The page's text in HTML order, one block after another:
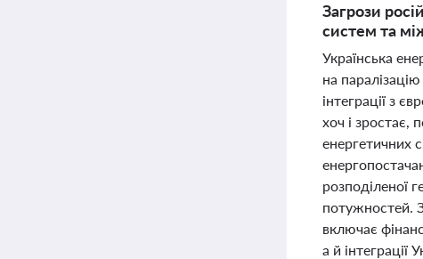
Загрози
систем та
Українська
на
інтеграції з
хоч і зростає,
енергетичних
розподіленої
потужностей.
включає
а й інтеграції